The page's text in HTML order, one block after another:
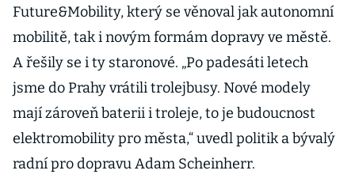
Future&Mobility, který se věnoval jak autonomní
mobilitě, tak i novým formám dopravy ve městě.
A řešily se i ty staronové. „Po padesáti letech
jsme do Prahy vrátili trolejbusy. Nové modely
mají zároveň baterii i troleje, to je budoucnost
elektromobility pro města,“ uvedl politik a bývalý
radní pro dopravu Adam Scheinherr.